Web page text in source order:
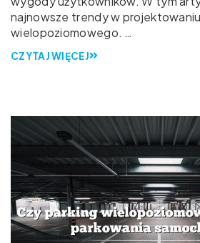
najnowsze trendy w
wielopoziomowego. …
CZYTAJ WIĘCEJ